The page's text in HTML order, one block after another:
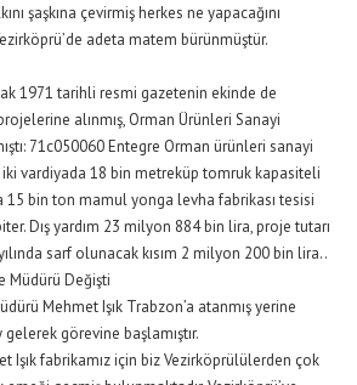
şaşkına çevirmiş herkes ne yapacağını
adeta matem bürünmüştür.
1971 tarihli resmi gazetenin ekinde de
alınmış, Orman Ürünleri Sanayi
71c050060 Entegre Orman ürünleri sanayi
vardiyada 18 bin metreküp tomruk kapasiteli
15 bin ton mamul yonga levha fabrikası tesisi
Dış yardım 23 milyon 884 bin lira, proje tutarı
sarf olunacak kısım 2 milyon 200 bin lira..
Müdürü Değişti
Mehmet Işık Trabzon’a atanmış yerine
görevine başlamıştır.
Işık fabrikamız için biz Vezirköprülülerden çok